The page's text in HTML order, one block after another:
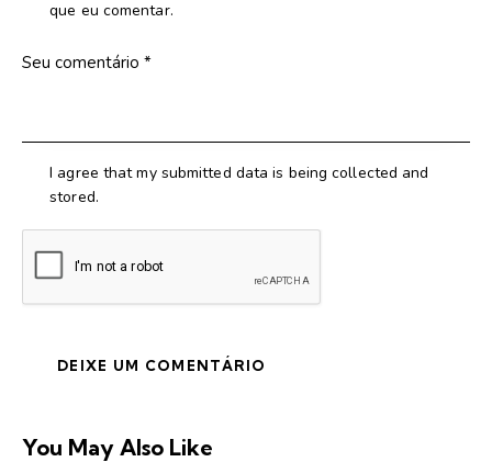
que eu comentar.
I agree that my submitted data is being collected and
stored.
You May Also Like